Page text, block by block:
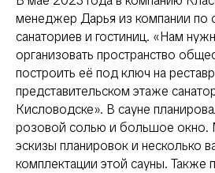
менеджер Дарья из компании по
санаториев и гостиниц. «Нам
организовать пространство
построить её под ключ на
представительском этаже
Кисловодске». В сауне
розовой солью и большое окно.
эскизы планировок и несколько
комплектации этой сауны. Также